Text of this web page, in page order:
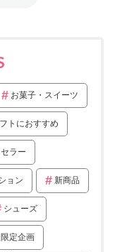
お菓子・スイーツ
トにおすすめ
ラー
ョン 新商品
シューズ
定企画